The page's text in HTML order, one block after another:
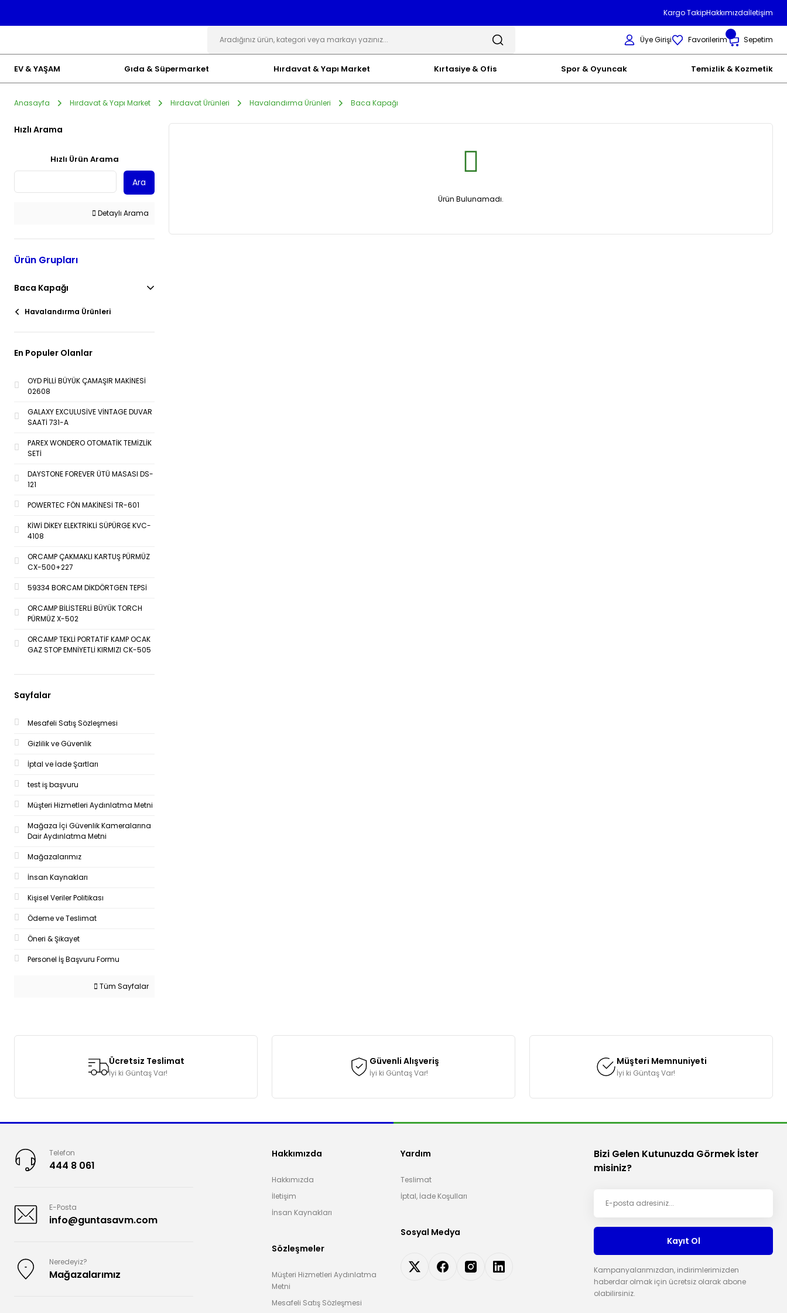
Kargo TakipHakkımızdaİletişim
Üye Girişi Favorilerim Sepetim
EV & YAŞAM Gıda & Süpermarket Hırdavat & Yapı Market Kırtasiye & Ofis Spor & Oyuncak Temizlik & Kozmetik
Anasayfa Hırdavat & Yapı Market Hırdavat Ürünleri Havalandırma Ürünleri Baca Kapağı
Hızlı Arama
Hızlı Ürün Arama
Ara
Detaylı Arama
Ürün Grupları
Baca Kapağı
Havalandırma Ürünleri
En Populer Olanlar
OYD PİLLİ BÜYÜK ÇAMAŞIR MAKİNESİ
02608
GALAXY EXCULUSİVE VİNTAGE DUVAR
SAATİ 731-A
PAREX WONDERO OTOMATİK TEMİZLİK
SETİ
DAYSTONE FOREVER ÜTÜ MASASI DS-
121
POWERTEC FÖN MAKİNESİ TR-601
KİWİ DİKEY ELEKTRİKLİ SÜPÜRGE KVC-
4108
ORCAMP ÇAKMAKLI KARTUŞ PÜRMÜZ
CX-500+227
59334 BORCAM DİKDÖRTGEN TEPSİ
ORCAMP BİLİSTERLİ BÜYÜK TORCH
PÜRMÜZ X-502
ORCAMP TEKLİ PORTATİF KAMP OCAK
GAZ STOP EMNİYETLİ KIRMIZI CK-505
Sayfalar
Mesafeli Satış Sözleşmesi
Gizlilik ve Güvenlik
İptal ve İade Şartları
test iş başvuru
Müşteri Hizmetleri Aydınlatma Metni
Mağaza İçi Güvenlik Kameralarına
Dair Aydınlatma Metni
Mağazalarımız
İnsan Kaynakları
Kişisel Veriler Politikası
Ödeme ve Teslimat
Öneri & Şikayet
Personel İş Başvuru Formu
Tüm Sayfalar
Ürün Bulunamadı.
Ücretsiz Teslimat
İyi ki Güntaş Var!
Güvenli Alışveriş
İyi ki Güntaş Var!
Müşteri Memnuniyeti
İyi ki Güntaş Var!
Telefon
444 8 061
E-Posta
info@guntasavm.com
Neredeyiz?
Mağazalarımız
Hakkımızda
Hakkımızda
İletişim
İnsan Kaynakları
Sözleşmeler
Müşteri Hizmetleri Aydınlatma
Metni
Mesafeli Satış Sözleşmesi
Yardım
Teslimat
İptal, İade Koşulları
Sosyal Medya
Bizi Gelen Kutunuzda Görmek İster
misiniz?
Kayıt Ol
Kampanyalarımızdan, indirimlerimizden
haberdar olmak için ücretsiz olarak abone
olabilirsiniz.